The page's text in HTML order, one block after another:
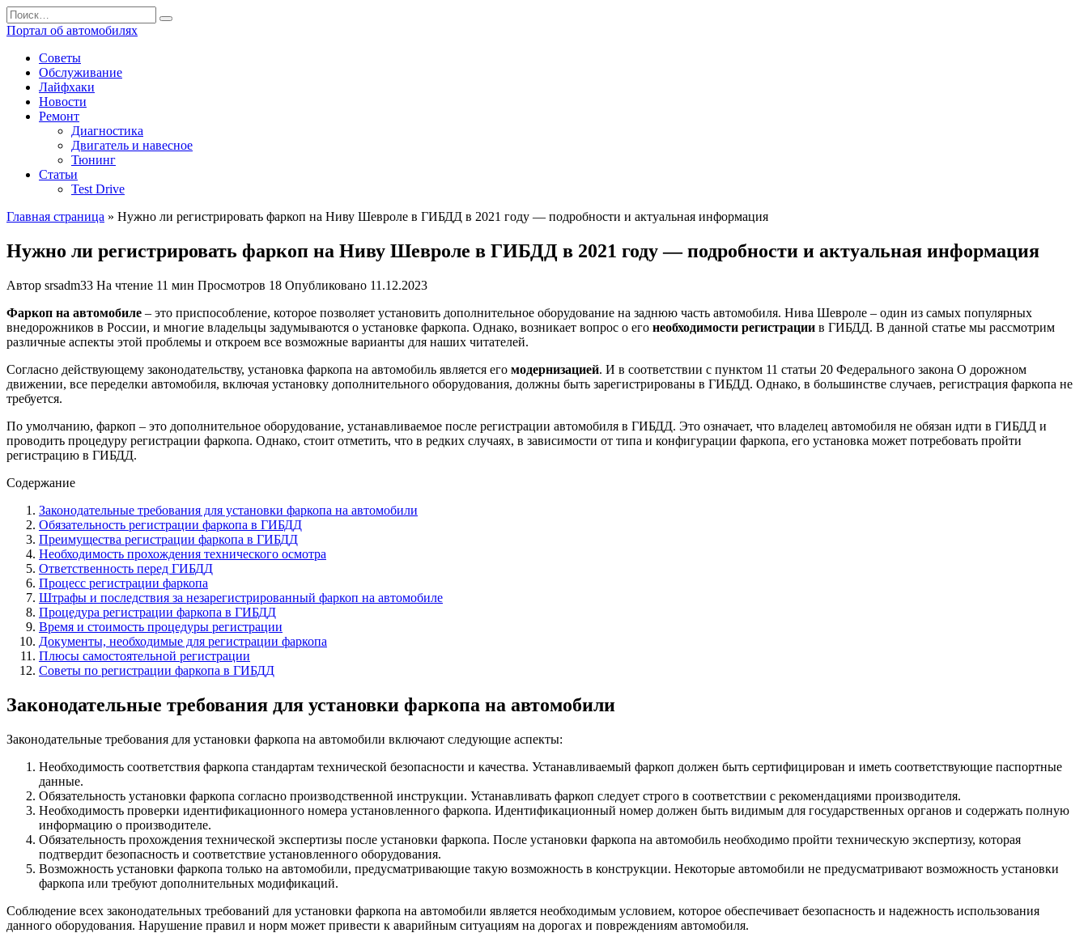
Перейти
к
содержанию
Search
for:
Портал об автомобилях
Советы
Обслуживание
Лайфхаки
Новости
Ремонт
Диагностика
Двигатель и навесное
Тюнинг
Статьи
Test Drive
Главная страница » Нужно ли регистрировать фаркоп на Ниву Шевроле в ГИБДД в 2021 году — подробности и актуальная информация
Нужно ли регистрировать фаркоп на Ниву Шевроле в ГИБДД в 2021 году — подробности и актуальная информация
Автор srsadm33 На чтение 11 мин Просмотров 18 Опубликовано 11.12.2023
Фаркоп на автомобиле – это приспособление, которое позволяет установить дополнительное оборудование на заднюю часть автомобиля. Нива Шевроле – один из самых популярных
внедорожников в России, и многие владельцы задумываются о установке фаркопа. Однако, возникает вопрос о его необходимости регистрации в ГИБДД. В данной статье мы рассмотрим
различные аспекты этой проблемы и откроем все возможные варианты для наших читателей.
Согласно действующему законодательству, установка фаркопа на автомобиль является его модернизацией. И в соответствии с пунктом 11 статьи 20 Федерального закона О дорожном
движении, все переделки автомобиля, включая установку дополнительного оборудования, должны быть зарегистрированы в ГИБДД. Однако, в большинстве случаев, регистрация фаркопа не
требуется.
По умолчанию, фаркоп – это дополнительное оборудование, устанавливаемое после регистрации автомобиля в ГИБДД. Это означает, что владелец автомобиля не обязан идти в ГИБДД и
проводить процедуру регистрации фаркопа. Однако, стоит отметить, что в редких случаях, в зависимости от типа и конфигурации фаркопа, его установка может потребовать пройти
регистрацию в ГИБДД.
Содержание
Законодательные требования для установки фаркопа на автомобили
Обязательность регистрации фаркопа в ГИБДД
Преимущества регистрации фаркопа в ГИБДД
Необходимость прохождения технического осмотра
Ответственность перед ГИБДД
Процесс регистрации фаркопа
Штрафы и последствия за незарегистрированный фаркоп на автомобиле
Процедура регистрации фаркопа в ГИБДД
Время и стоимость процедуры регистрации
Документы, необходимые для регистрации фаркопа
Плюсы самостоятельной регистрации
Советы по регистрации фаркопа в ГИБДД
Законодательные требования для установки фаркопа на автомобили
Законодательные требования для установки фаркопа на автомобили включают следующие аспекты:
Необходимость соответствия фаркопа стандартам технической безопасности и качества. Устанавливаемый фаркоп должен быть сертифицирован и иметь соответствующие паспортные
данные.
Обязательность установки фаркопа согласно производственной инструкции. Устанавливать фаркоп следует строго в соответствии с рекомендациями производителя.
Необходимость проверки идентификационного номера установленного фаркопа. Идентификационный номер должен быть видимым для государственных органов и содержать полную
информацию о производителе.
Обязательность прохождения технической экспертизы после установки фаркопа. После установки фаркопа на автомобиль необходимо пройти техническую экспертизу, которая
подтвердит безопасность и соответствие установленного оборудования.
Возможность установки фаркопа только на автомобили, предусматривающие такую возможность в конструкции. Некоторые автомобили не предусматривают возможность установки
фаркопа или требуют дополнительных модификаций.
Соблюдение всех законодательных требований для установки фаркопа на автомобили является необходимым условием, которое обеспечивает безопасность и надежность использования
данного оборудования. Нарушение правил и норм может привести к аварийным ситуациям на дорогах и повреждениям автомобиля.